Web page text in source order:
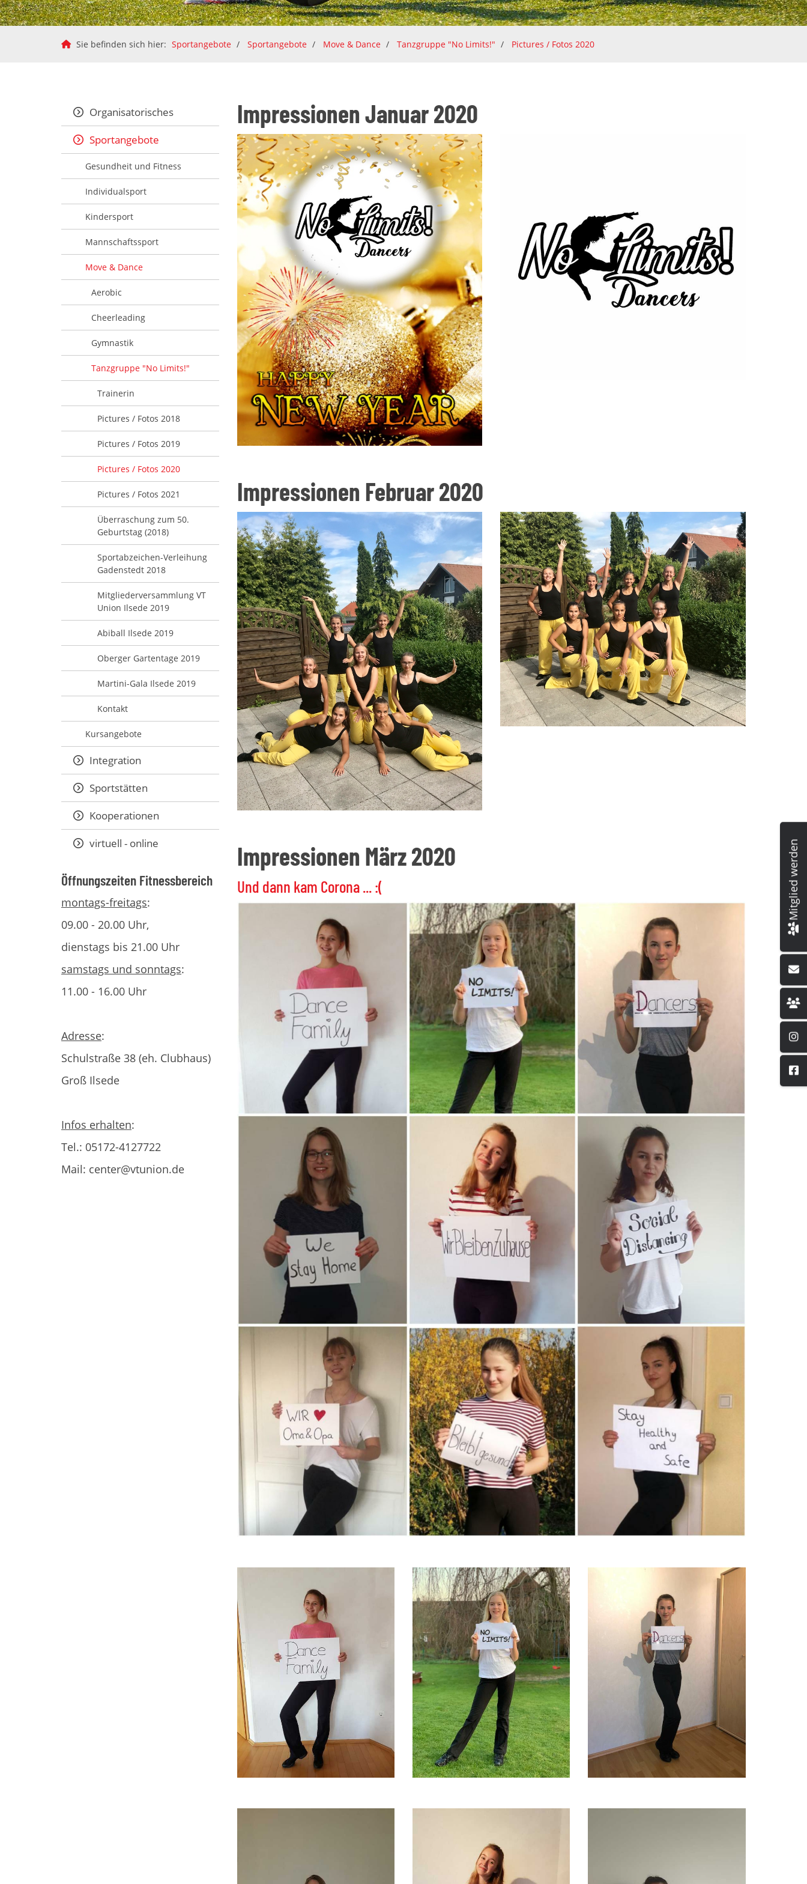
Sie befinden sich hier: Sportangebote Sportangebote Move & Dance Tanzgruppe "No Limits!" Pictures / Fotos 2020
Impressionen Januar 2020
Impressionen Februar 2020
Impressionen März 2020
Und dann kam Corona ... :(
Organisatorisches
Sportangebote
Gesundheit und Fitness
Individualsport
Kindersport
Mannschaftssport
Move & Dance
Aerobic
Cheerleading
Gymnastik
Tanzgruppe "No Limits!"
Trainerin
Pictures / Fotos 2018
Pictures / Fotos 2019
Pictures / Fotos 2020
Pictures / Fotos 2021
Überraschung zum 50.
Geburtstag (2018)
Sportabzeichen-Verleihung
Gadenstedt 2018
Mitgliederversammlung VT
Union Ilsede 2019
Abiball Ilsede 2019
Oberger Gartentage 2019
Martini-Gala Ilsede 2019
Kontakt
Kursangebote
Integration
Sportstätten
Kooperationen
virtuell - online
Öffnungszeiten Fitnessbereich
montags-freitags:
09.00 - 20.00 Uhr,
dienstags bis 21.00 Uhr
samstags und sonntags:
11.00 - 16.00 Uhr
Adresse:
Schulstraße 38 (eh. Clubhaus)
Groß Ilsede
Infos erhalten:
Tel.: 05172-4127722
Mail: center@vtunion.de
Mitglied werden